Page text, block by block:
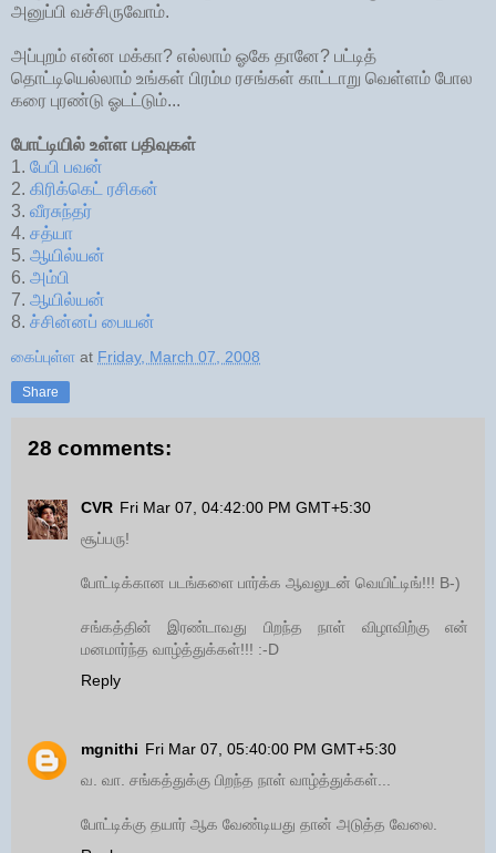
அனுப்பி வச்சிருவோம்.
அப்புறம் என்ன மக்கா? எல்லாம் ஓகே தானே? பட்டித்
தொட்டியெல்லாம் உங்கள் பிரம்ம ரசங்கள் காட்டாறு வெள்ளம் போல
கரை புரண்டு ஓடட்டும்...
போட்டியில் உள்ள பதிவுகள்
1. பேபி பவன்
2. கிரிக்கெட் ரசிகன்
3. வீரசுந்தர்
4. சத்யா
5. ஆயில்யன்
6. அம்பி
7. ஆயில்யன்
8. ச்சின்னப் பையன்
கைப்புள்ள at Friday, March 07, 2008
Share
28 comments:
CVR Fri Mar 07, 04:42:00 PM GMT+5:30
சூப்பரு!
போட்டிக்கான படங்களை பார்க்க ஆவலுடன் வெயிட்டிங்!!! B-)
சங்கத்தின் இரண்டாவது பிறந்த நாள் விழாவிற்கு என்
மனமார்ந்த வாழ்த்துக்கள்!!! :-D
Reply
mgnithi Fri Mar 07, 05:40:00 PM GMT+5:30
வ. வா. சங்கத்துக்கு பிறந்த நாள் வாழ்த்துக்கள்...
போட்டிக்கு தயார் ஆக வேண்டியது தான் அடுத்த வேலை.